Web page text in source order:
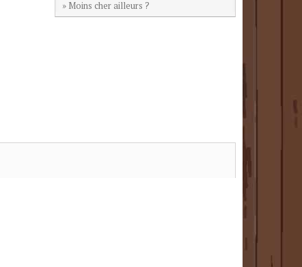
» Moins cher ailleurs ?